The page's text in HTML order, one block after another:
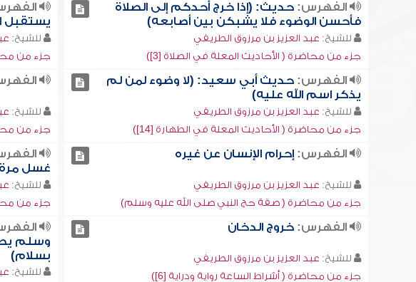
الفهرس:حديث: (إذا خرج أحدكم إلى الصلاة
فأحسن الوضوء فلا يشبكن بين أصابعه)
للشيخ: عبد العزيز بن مرزوق الطريفي
جزء من محاضرة ( الأحاديث المعلة في الصلاة [3])
يستقبل
للشيخ:
جزء من
الفهرس:حديث أبي سعيد: (لا وضوء لمن لم
يذكر اسم الله عليه)
للشيخ: عبد العزيز بن مرزوق الطريفي
جزء من محاضرة ( الأحاديث المعلة في الطهارة [14])
للشيخ:
جزء من
الفهرس:إحرام الإنسان عن غيره
للشيخ: عبد العزيز بن مرزوق الطريفي
جزء من محاضرة ( صفة حج النبي صلى الله عليه وسلم)
غسل
للشيخ:
جزء من
الفهرس:خروج الدخان
للشيخ: عبد العزيز بن مرزوق الطريفي
جزء من محاضرة ( أشراط الساعة رواية ودراية [6])
وسلم
بسلام)
للشيخ: